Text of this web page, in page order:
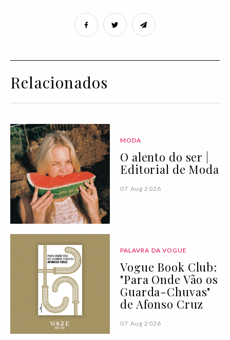
Relacionados
MODA
O alento do ser |
Editorial de Moda
07 Aug 2026
PALAVRA DA VOGUE
Vogue Book Club:
"Para Onde Vão os
Guarda-Chuvas"
de Afonso Cruz
07 Aug 2026